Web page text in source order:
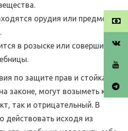
орудия или предметы
в розыске или совершил
по защите прав и стойкая
законе, могут возыметь как
так и отрицательный. В
действовать исходя из